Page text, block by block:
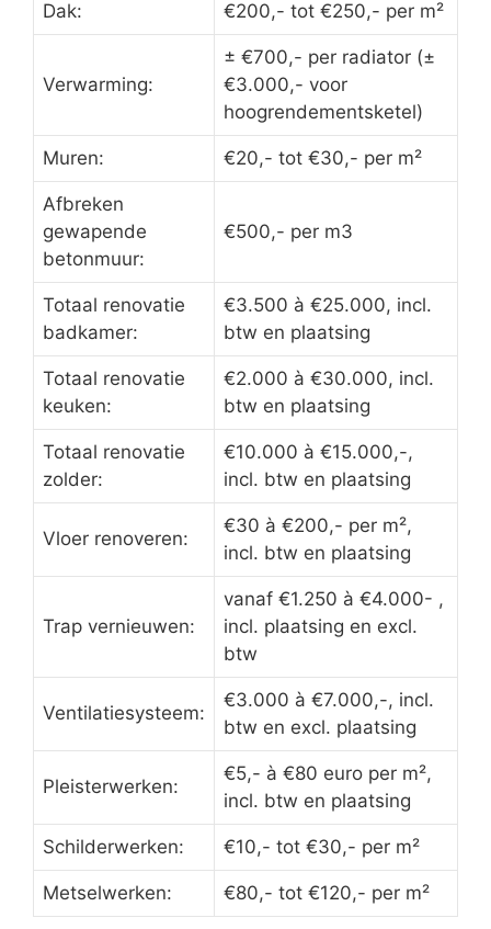
Dak: €200,- tot €250,- per m²
Verwarming:
± €700,- per radiator (±
€3.000,- voor
hoogrendementsketel)
Muren: €20,- tot €30,- per m²
Afbreken
gewapende
betonmuur:
€500,- per m3
Totaal renovatie
badkamer:
€3.500 à €25.000, incl.
btw en plaatsing
Totaal renovatie
keuken:
€2.000 à €30.000, incl.
btw en plaatsing
Totaal renovatie
zolder:
€10.000 à €15.000,-,
incl. btw en plaatsing
Vloer renoveren:
€30 à €200,- per m²,
incl. btw en plaatsing
Trap vernieuwen:
vanaf €1.250 à €4.000- ,
incl. plaatsing en excl.
btw
Ventilatiesysteem:
€3.000 à €7.000,-, incl.
btw en excl. plaatsing
Pleisterwerken:
€5,- à €80 euro per m²,
incl. btw en plaatsing
Schilderwerken: €10,- tot €30,- per m²
Metselwerken: €80,- tot €120,- per m²